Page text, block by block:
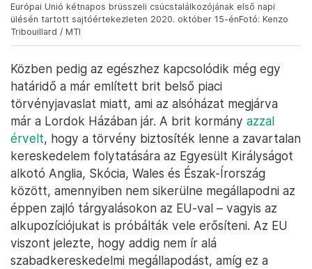
Európai Unió kétnapos brüsszeli csúcstalálkozójának első napi
ülésén tartott sajtóértekezleten 2020. október 15-énFotó: Kenzo
Tribouillard / MTI
Közben pedig az egészhez kapcsolódik még egy
határidő a már említett brit belső piaci
törvényjavaslat miatt, ami az alsóházat megjárva
már a Lordok Házában jár. A brit kormány azzal
érvelt, hogy a törvény biztosíték lenne a zavartalan
kereskedelem folytatására az Egyesült Királyságot
alkotó Anglia, Skócia, Wales és Észak-Írország
között, amennyiben nem sikerülne megállapodni az
éppen zajló tárgyalásokon az EU-val – vagyis az
alkupozíciójukat is próbálták vele erősíteni. Az EU
viszont jelezte, hogy addig nem ír alá
szabadkereskedelmi megállapodást, amíg ez a